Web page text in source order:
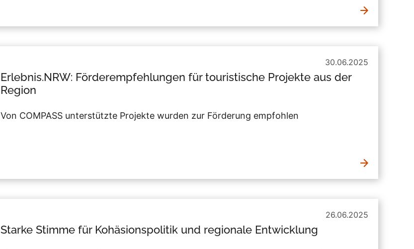
30.06.2025
Erlebnis.NRW: Förderempfehlungen für touristische Projekte aus der
Region
Von COMPASS unterstützte Projekte wurden zur Förderung empfohlen
26.06.2025
Starke Stimme für Kohäsionspolitik und regionale Entwicklung